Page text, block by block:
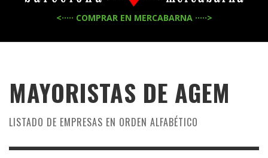
<····· COMPRAR EN MERCABARNA ·····>
MAYORISTAS DE AGEM
LISTADO DE EMPRESAS EN ORDEN ALFABÉTICO